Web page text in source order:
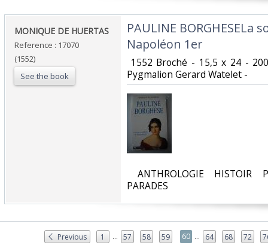
‎MONIQUE DE HUERTAS‎
Reference : 17070
(1552)
See the book
‎PAULINE BORGHESELa
Napoléon 1er‎
1552 Broché - 15,5 x 24 -
Pygmalion Gerard Watelet - ‎
ANTHROLOGIE HISTOIR
PARADES‎
Previous 1 ... 57 58 59 60 ... 64 68 72